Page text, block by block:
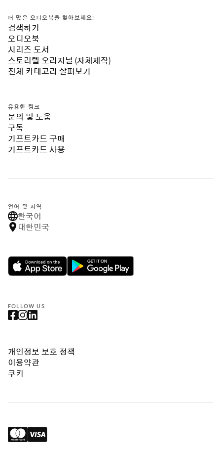
더 많은 오디오북을 찾아보세요!
검색하기
오디오북
시리즈 도서
스토리텔 오리지널 (자체제작)
전체 카테고리 살펴보기
유용한 링크
문의 및 도움
구독
기프트카드 구매
기프트카드 사용
언어 및 지역
한국어
대한민국
FOLLOW US
개인정보 보호 정책
이용약관
쿠키